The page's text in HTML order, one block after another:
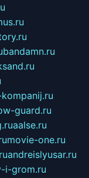
bandamn.ru
guard.ru
aalse.ru
movie-one.ru
andreislyusar.ru
i-grom.ru